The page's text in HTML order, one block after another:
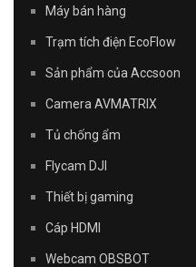
Máy bán hàng
Trạm tích điện EcoFlow
Sản phẩm của Accsoon
Camera AVMATRIX
Tủ chống ẩm
Flycam DJI
Thiết bị gaming
Cáp HDMI
Webcam OBSBOT